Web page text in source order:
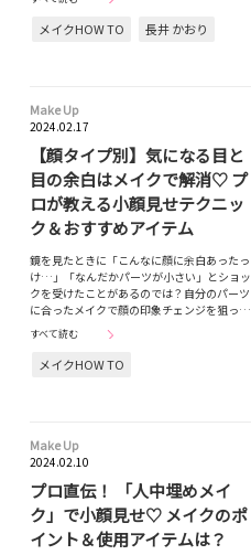
メイクHOW TO 長井 かおり
Make Up
2024.02.17
【顔タイプ別】気になる目と
目の余白はメイクで解消♡ プ
ロが教える小顔見せテクニッ
ク＆おすすめアイテム
鏡を見たときに「こんなに顔に余白あったっ
け…」「なんだかパーツが小さい」とショッ
クを受けたことがあるのでは？自分のパーツ
に合ったメイクで顔の印象チェンジを狙っ…
すべて読む
メイクHOW TO
Make Up
2024.02.10
プロ直伝！ 「人中埋めメイ
ク」で小顔見せ♡ メイクのポ
イント＆使用アイテムは？